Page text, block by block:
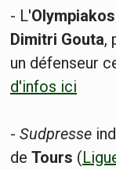
- L'Olympiakos
Dimitri Gouta,
un défenseur
d'infos ici
- Sudpresse
de Tours (